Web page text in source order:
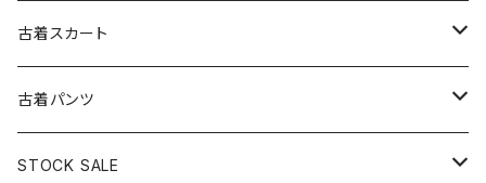
古着ベアトップワンピース
古着オールインワン
古着オーバーオール
古着パーカー
古着長袖プルオーバー
古着半袖プルオーバー
古着Ｔシャツ
古着長袖Ｔシャツ
古着半袖Ｔシャツ
古着ベスト
古着キャミソール
古着カーディガン
古着半袖ニット
古着ニットアウター
古着ライトジャケット
古着ライトコート
古着ヘビージャケット
古着スカート
古着ロング丈スカート (丈76cm-)
古着膝丈スカート (丈56-75cm)
古着パンツ
古着ロング丈パンツ
STOCK SALE